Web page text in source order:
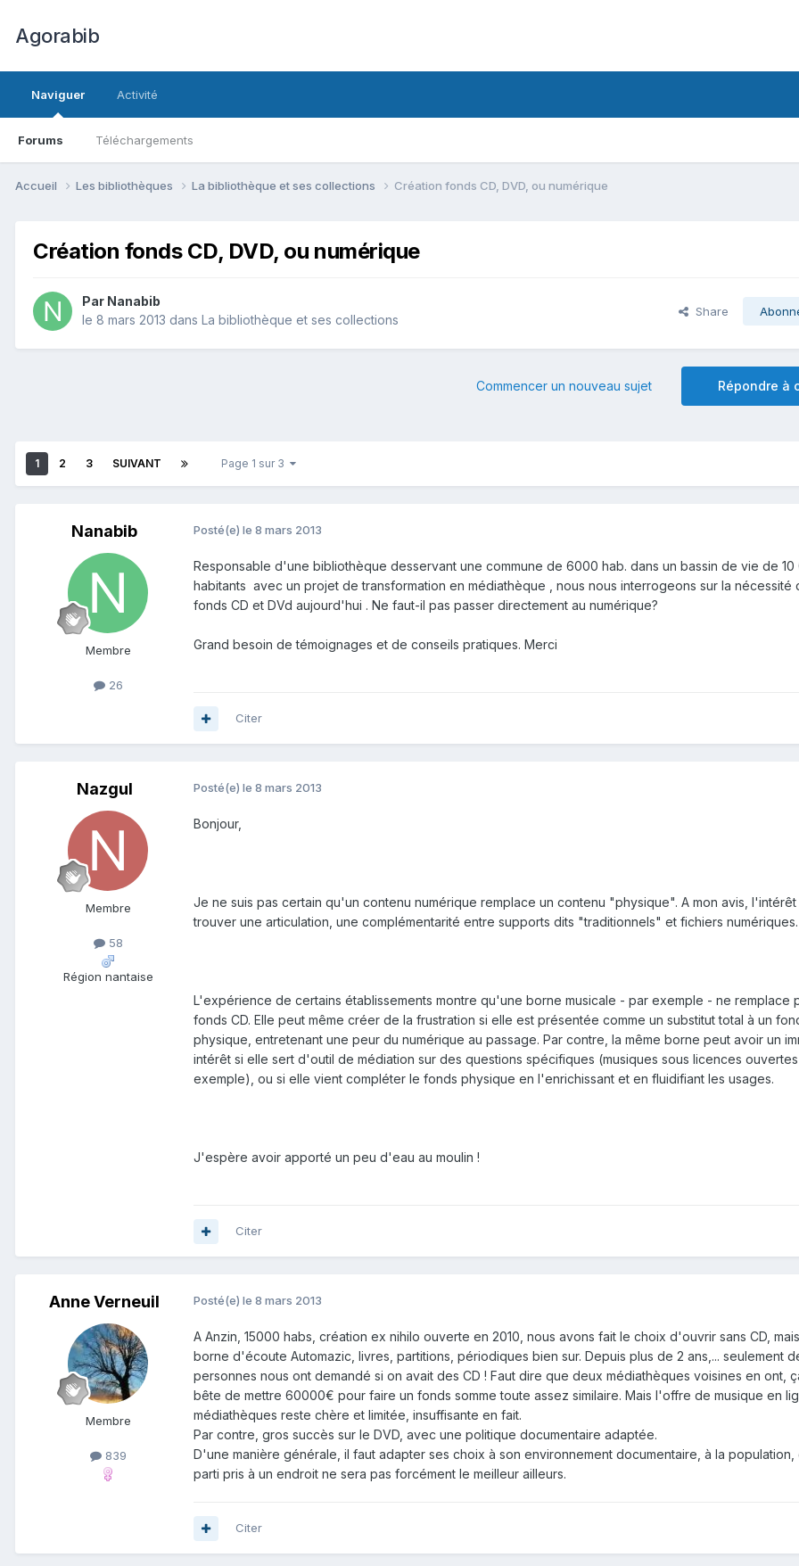
Agorabib
Naviguer
Forums Téléchargements
Activité
Accueil Les bibliothèques La bibliothèque et ses collections Création fonds CD, DVD, ou numérique
Création fonds CD, DVD, ou numérique
Par Nanabib
le 8 mars 2013 dans La bibliothèque et ses collections
Share
Répondre à
Commencer un nouveau sujet
1 2 3 SUIVANT Page 1 sur 3
Nanabib
Membre
26
Posté(e) le 8 mars 2013
Responsable d'une bibliothèque desservant une commune de 6000 hab. dans un bassin de vie de 10
habitants avec un projet de transformation en médiathèque , nous nous interrogeons sur la nécessité
fonds CD et DVd aujourd'hui . Ne faut-il pas passer directement au numérique?
Grand besoin de témoignages et de conseils pratiques. Merci
Citer
Nazgul
Membre
58
Région nantaise
Posté(e) le 8 mars 2013
Bonjour,
Je ne suis pas certain qu'un contenu numérique remplace un contenu "physique". A mon avis,
trouver une articulation, une complémentarité entre supports dits "traditionnels" et fichiers numériques.
L'expérience de certains établissements montre qu'une borne musicale - par exemple - ne remplace
fonds CD. Elle peut même créer de la frustration si elle est présentée comme un substitut total à un
physique, entretenant une peur du numérique au passage. Par contre, la même borne peut avoir un
intérêt si elle sert d'outil de médiation sur des questions spécifiques (musiques sous licences
exemple), ou si elle vient compléter le fonds physique en l'enrichissant et en fluidifiant les usages.
J'espère avoir apporté un peu d'eau au moulin !
Citer
Anne Verneuil
Membre
839
Posté(e) le 8 mars 2013
A Anzin, 15000 habs, création ex nihilo ouverte en 2010, nous avons fait le choix d'ouvrir sans CD,
borne d'écoute Automazic, livres, partitions, périodiques bien sur. Depuis plus de 2 ans,... seulement
personnes nous ont demandé si on avait des CD ! Faut dire que deux médiathèques voisines en ont,
bête de mettre 60000€ pour faire un fonds somme toute assez similaire. Mais l'offre de musique en
médiathèques reste chère et limitée, insuffisante en fait.
Par contre, gros succès sur le DVD, avec une politique documentaire adaptée.
D'une manière générale, il faut adapter ses choix à son environnement documentaire, à la population,
parti pris à un endroit ne sera pas forcément le meilleur ailleurs.
Citer